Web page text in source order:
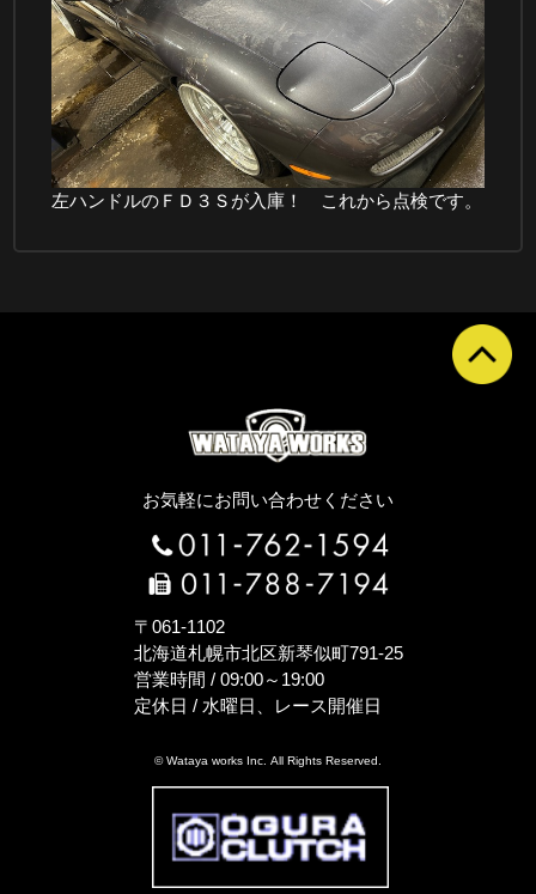
左ハンドルのＦＤ３Ｓが入庫！ これから点検です。
お気軽にお問い合わせください
〒061-1102
北海道札幌市北区新琴似町791-25
営業時間 / 09:00～19:00
定休日 / 水曜日、レース開催日
© Wataya works Inc. All Rights Reserved.